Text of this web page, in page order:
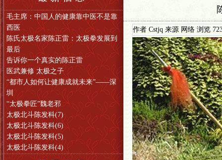
毛主席：中国人的健康靠中医不是靠
西医
陈氏太极名家陈正雷：太极拳发展到
最后
告诉你一个真实的陈正雷
医武兼修 太极之子
“都市人如何让健康成就未来”——深
圳
“太极拳匠”魏老邪
太极北斗陈发科(7)
太极北斗陈发科(6)
太极北斗陈发科(5)
太极北斗陈发科(4)
作者 Cstjq 来源 网络 浏览